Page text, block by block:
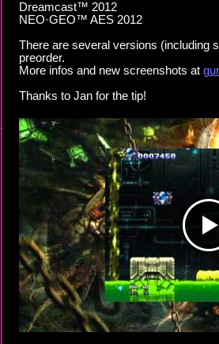
Dreamcast™ 2012
NEO·GEO™ AES 2012
There are several versions (including
preorder.
More infos and new screenshots at
Thanks to Jan for the tip!